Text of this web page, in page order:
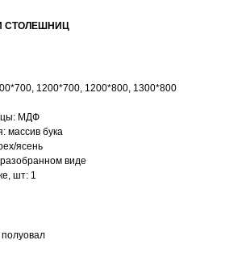
СТОЛЕШНИЦ
1200*700, 1200*800, 1300*800
МДФ
массив бука
ясень
виде
шт: 1